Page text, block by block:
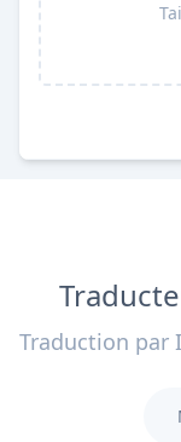
Traduction par